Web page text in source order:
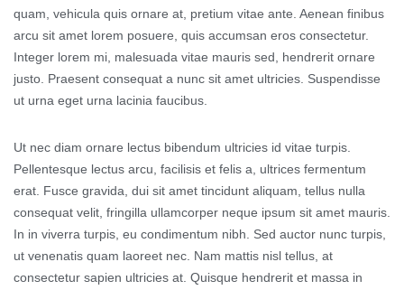
quam, vehicula quis ornare at, pretium vitae ante. Aenean finibus
arcu sit amet lorem posuere, quis accumsan eros consectetur.
Integer lorem mi, malesuada vitae mauris sed, hendrerit ornare
justo. Praesent consequat a nunc sit amet ultricies. Suspendisse
ut urna eget urna lacinia faucibus.
Ut nec diam ornare lectus bibendum ultricies id vitae turpis.
Pellentesque lectus arcu, facilisis et felis a, ultrices fermentum
erat. Fusce gravida, dui sit amet tincidunt aliquam, tellus nulla
consequat velit, fringilla ullamcorper neque ipsum sit amet mauris.
In in viverra turpis, eu condimentum nibh. Sed auctor nunc turpis,
ut venenatis quam laoreet nec. Nam mattis nisl tellus, at
consectetur sapien ultricies at. Quisque hendrerit et massa in